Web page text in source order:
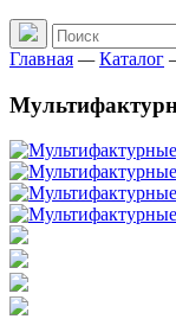
Главная —Каталог